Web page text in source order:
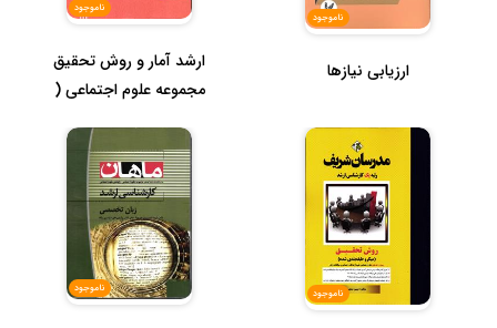
ناموجود
ارزیابی نیازها
ناموجود
ارشد آمار و روش تحقیق
مجموعه علوم اجتماعی (
ناموجود ناموجود